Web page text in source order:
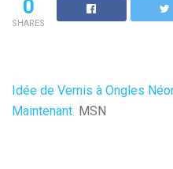
0
SHARES
Idée de Vernis à Ongles
Maintenant MSN